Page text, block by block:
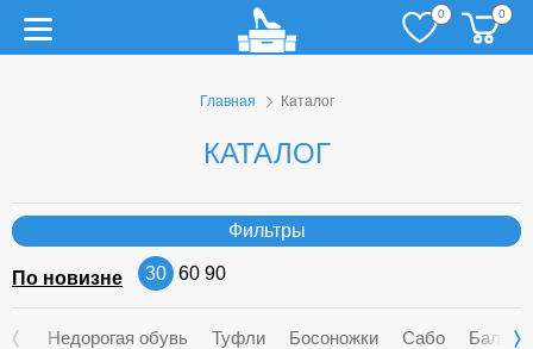
0 0
Главная Каталог
КАТАЛОГ
Фильтры
По новизне 30 60 90
Недорогая обувь Туфли Босоножки Сабо